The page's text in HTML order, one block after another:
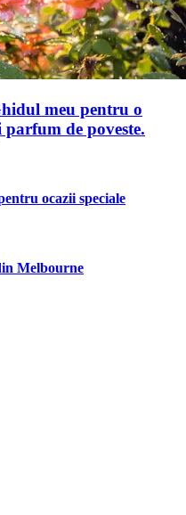
meu pentru o
de poveste.
ocazii speciale
Melbourne